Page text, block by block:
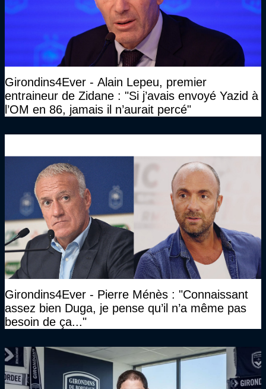
Girondins4Ever - Alain Lepeu, premier
entraineur de Zidane : "Si j’avais envoyé Yazid à
l’OM en 86, jamais il n’aurait percé"
Girondins4Ever - Pierre Ménès : "Connaissant
assez bien Duga, je pense qu’il n’a même pas
besoin de ça..."